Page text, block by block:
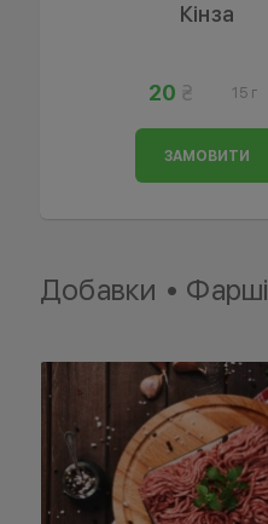
Кінза
20 15 г
ЗАМОВИТИ
Добавки • Фарші